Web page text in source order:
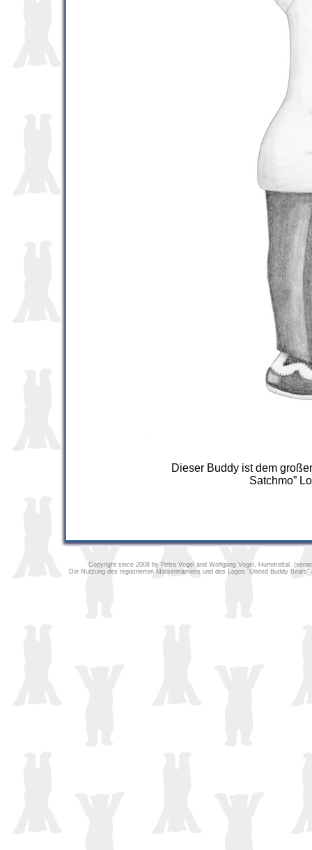
Copyright since 2008 by Petra Vogel and Wolfgang Vogel, Hummeltal.
Die Nutzung des registrierten Markennamens und des Logos “United Buddy
Dieser Buddy ist dem
Satchmo”